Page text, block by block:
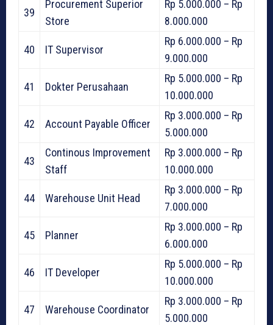
39
Procurement Superior
Store
Rp 5.000.000 – Rp
8.000.000
40 IT Supervisor
Rp 6.000.000 – Rp
9.000.000
41 Dokter Perusahaan
Rp 5.000.000 – Rp
10.000.000
42 Account Payable Officer
Rp 3.000.000 – Rp
5.000.000
43
Continous Improvement
Staff
Rp 3.000.000 – Rp
10.000.000
44 Warehouse Unit Head
Rp 3.000.000 – Rp
7.000.000
45 Planner
Rp 3.000.000 – Rp
6.000.000
46 IT Developer
Rp 5.000.000 – Rp
10.000.000
47 Warehouse Coordinator
Rp 3.000.000 – Rp
5.000.000